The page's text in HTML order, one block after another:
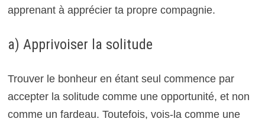
apprenant à apprécier ta propre compagnie.
a) Apprivoiser la solitude
Trouver le bonheur en étant seul commence par
accepter la solitude comme une opportunité, et non
comme un fardeau. Toutefois, vois-la comme une